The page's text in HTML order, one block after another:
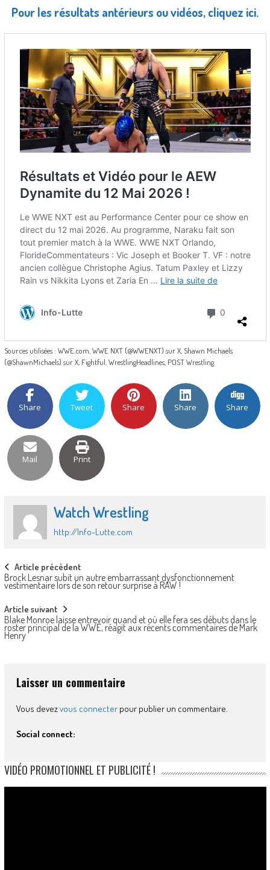
Pour les résultats antérieurs ou vidéos, cliquez ici.
Sources utilisées : WWE.com, WWE NXT (@WWENXT) sur X, Shawn Michaels
(@ShawnMichaels) sur X, Fightful, WrestlingHeadlines, POST Wrestling.
Share Tweet Share Share Share
Mail Print
Watch Wrestling
http://Info-Lutte.com
Post
navigation
Article précédent
Brock Lesnar subit un autre embarrassant dysfonctionnement
vestimentaire lors de son retour surprise à RAW !
Article suivant
Blake Monroe laisse entrevoir quand et où elle fera ses débuts dans le
roster principal de la WWE, réagit aux récents commentaires de Mark
Henry
Laisser un commentaire
Vous devezvous connecterpour publier un commentaire.
Social connect:
VIDÉO PROMOTIONNEL ET PUBLICITÉ !